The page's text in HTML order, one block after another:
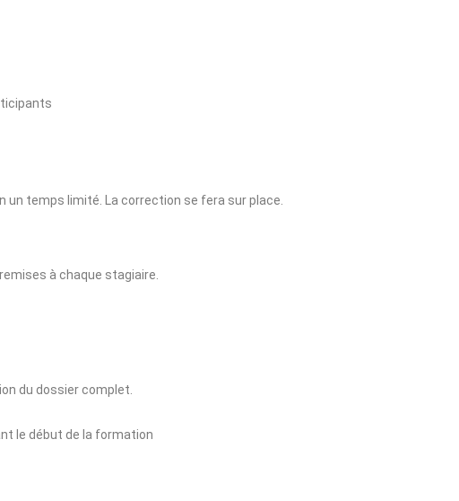
un temps limité. La correction se fera sur place.
à chaque stagiaire.
du dossier complet.
le début de la formation